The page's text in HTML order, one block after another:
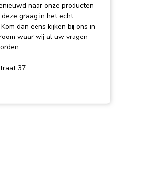
naar onze producten
graag in het echt
dan eens kijken bij ons in
waar wij al uw vragen
37